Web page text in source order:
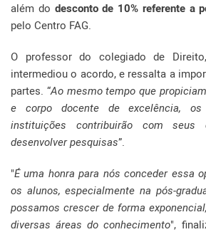
além do desconto de 10% referente a
pelo Centro FAG.
O professor do colegiado de
intermediou o acordo, e ressalta a
partes. “Ao mesmo tempo que
e corpo docente de excelência, os
instituições contribuirão com seus
desenvolver pesquisas”.
"É uma honra para nós conceder essa
os alunos, especialmente na pós-
possamos crescer de forma
diversas áreas do conhecimento",